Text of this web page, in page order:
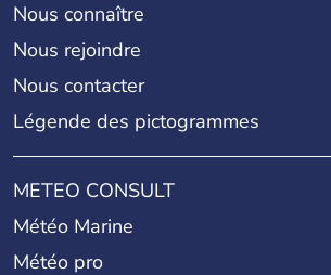
Nous connaître
Nous rejoindre
Nous contacter
Légende des pictogrammes
METEO CONSULT
Météo Marine
Météo pro